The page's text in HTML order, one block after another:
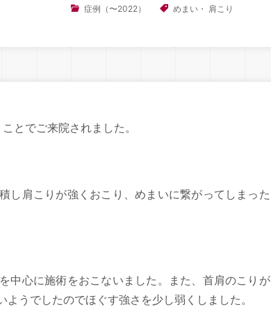
症例（〜2022） めまい ・ 肩こり
とでご来院されました。
し肩こりが強くおこり、めまいに繋がってしまった
中心に施術をおこないました。また、首肩のこりが
うでしたのでほぐす強さを少し弱くしました。